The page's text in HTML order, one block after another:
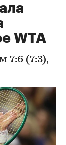
WTA
7:6 (7:3),